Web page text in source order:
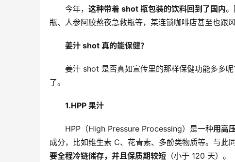
今年， 这种带着 shot 瓶包装的饮料回到了国内
瓶、人参阿胶熬夜急救瓶等，某连锁咖啡店甚至也
姜汁 shot 真的能保健？
姜汁 shot 是否真如宣传里的那样保健功能多多
了。
1.HPP 果汁
HPP（High Pressure Processing）是一种用高
成分，比如维生素 C、花青素、多酚类物质等。与此
要全程冷链储存，并且保质期较短 （小于 120 天）。